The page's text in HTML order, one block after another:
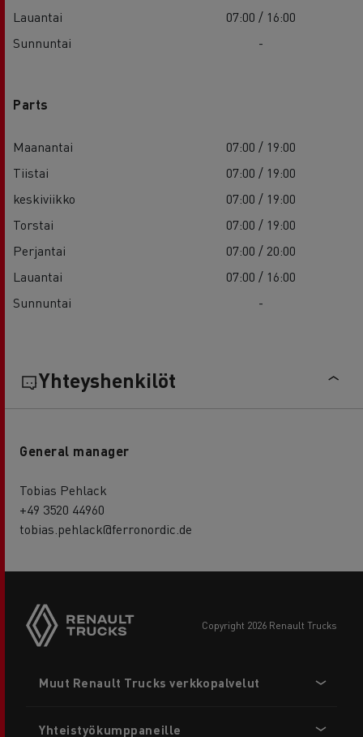
Lauantai
07:00 / 16:00
Sunnuntai
-
Parts
Maanantai
07:00 / 19:00
Tiistai
07:00 / 19:00
keskiviikko
07:00 / 19:00
Torstai
07:00 / 19:00
Perjantai
07:00 / 20:00
Lauantai
07:00 / 16:00
Sunnuntai
-
Yhteyshenkilöt
General manager
Tobias Pehlack
+49 3520 44960
tobias.pehlack@ferronordic.de
copyright 2026 Renault Trucks
menu
Muut Renault Trucks verkkopalvelut
Yhteistyökumppaneille